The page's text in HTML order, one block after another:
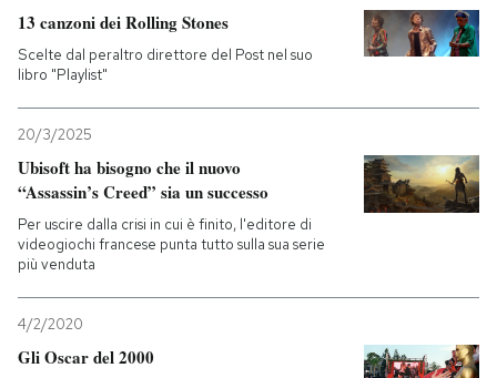
NEWSLETTER
I MIEI PREFERITI
SHOP
CALENDARIO
13 canzoni dei Rolling Stones
Scelte dal peraltro direttore del Post nel suo
libro "Playlist"
20/3/2025
Ubisoft ha bisogno che il nuovo
“Assassin’s Creed” sia un successo
Per uscire dalla crisi in cui è finito, l'editore di
videogiochi francese punta tutto sulla sua serie
più venduta
4/2/2020
Gli Oscar del 2000